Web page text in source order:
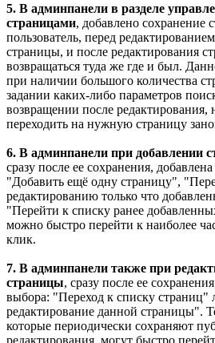
5. В админпанели в разделе
страницами, добавлено сохранение
пользователь, перед
страницы, и после редактирования
возвращаться туда же где и был.
при наличии большого количества
задании каких-либо параметров
возвращении после редактирования,
переходить на нужную страницу
6. В админпанели при добавлении
сразу после ее сохранения,
"Добавить ещё одну страницу",
редактированию только что
"Перейти к списку ранее
можно быстро перейти к наиболее
клик.
7. В админпанели также при
страницы, сразу после ее
выбора: "Переход к списку
редактирование данной страницы".
которые периодически сохраняют
редактирования, могут быстро